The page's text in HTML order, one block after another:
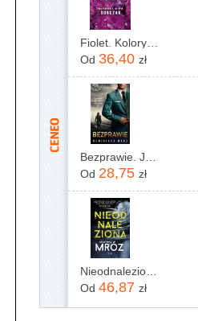
Od 36,40 zł
Od 28,75 zł
Od 46,87 zł